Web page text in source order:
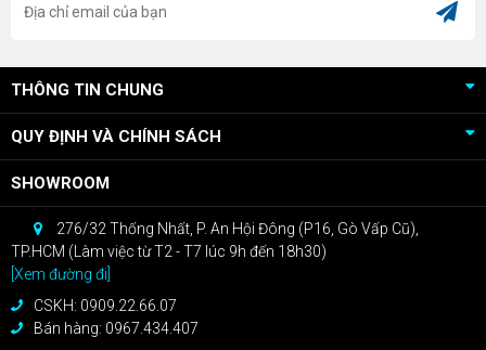
THÔNG TIN CHUNG
QUY ĐỊNH VÀ CHÍNH SÁCH
SHOWROOM
276/32 Thống Nhất, P. An Hội Đông (P16, Gò Vấp Cũ),
TP.HCM (Làm việc từ T2 - T7 lúc 9h đến 18h30)
[Xem đường đi]
CSKH: 0909.22.66.07
Bán hàng: 0967.434.407